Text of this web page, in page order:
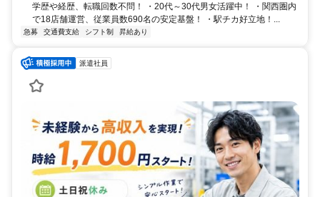
学歴や経歴、転職回数不問！ ・20代～30代男女活躍中！ ・関西圏内
で18店舗運営、従業員数690名の安定基盤！ ・駅チカ好立地！...
急募 交通費支給 シフト制 昇給あり
派遣社員